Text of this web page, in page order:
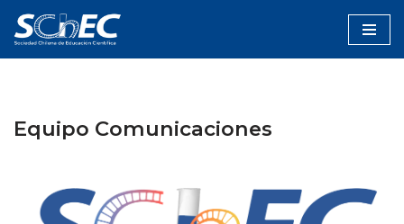
Saltar
Equipo Comunicaciones